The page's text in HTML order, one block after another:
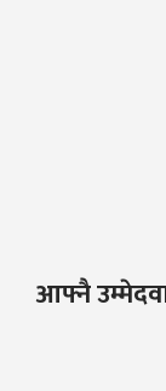
आफ्नै